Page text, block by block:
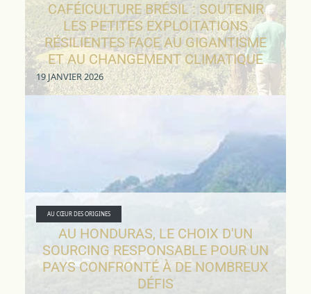
CAFÉICULTURE BRÉSIL : SOUTENIR
LES PETITES EXPLOITATIONS
RÉSILIENTES FACE AU GIGANTISME
ET AU CHANGEMENT CLIMATIQUE
19 JANVIER 2026
AU CŒUR DES ORIGINES
AU HONDURAS, LE CHOIX D'UN
SOURCING RESPONSABLE POUR UN
PAYS CONFRONTÉ À DE NOMBREUX
DÉFIS